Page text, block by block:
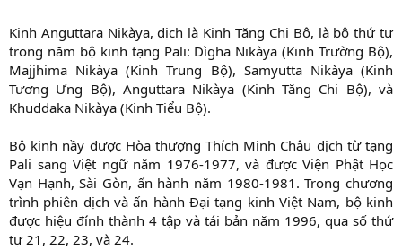
Kinh Anguttara Nikàya, dịch là Kinh Tăng Chi Bộ, là bộ thứ tư
trong năm bộ kinh tạng Pali: Dìgha Nikàya (Kinh Trường Bộ),
Majjhima Nikàya (Kinh Trung Bộ), Samyutta Nikàya (Kinh
Tương Ưng Bộ), Anguttara Nikàya (Kinh Tăng Chi Bộ), và
Khuddaka Nikàya (Kinh Tiểu Bộ).
Bộ kinh nầy được Hòa thượng Thích Minh Châu dịch từ tạng
Pali sang Việt ngữ năm 1976-1977, và được Viện Phật Học
Vạn Hạnh, Sài Gòn, ấn hành năm 1980-1981. Trong chương
trình phiên dịch và ấn hành Ðại tạng kinh Việt Nam, bộ kinh
được hiệu đính thành 4 tập và tái bản năm 1996, qua số thứ
tự 21, 22, 23, và 24.